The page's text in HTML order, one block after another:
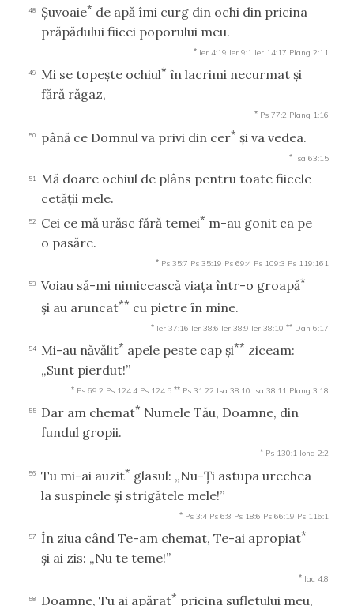
48 Şuvoaie* de apă îmi curg din ochi din pricina
prăpădului fiicei poporului meu.
* Ier 4:19 Ier 9:1 Ier 14:17 Plang 2:11
49 Mi se topeşte ochiul* în lacrimi necurmat şi
fără răgaz,
* Ps 77:2 Plang 1:16
50 până ce Domnul va privi din cer* şi va vedea.
* Isa 63:15
51
Mă doare ochiul de plâns pentru toate fiicele
cetăţii mele.
52 Cei ce mă urăsc fără temei* m-au gonit ca pe
o pasăre.
* Ps 35:7 Ps 35:19 Ps 69:4 Ps 109:3 Ps 119:161
53 Voiau să-mi nimicească viaţa într-o groapă*
şi au aruncat** cu pietre în mine.
* Ier 37:16 Ier 38:6 Ier 38:9 Ier 38:10 ** Dan 6:17
54 Mi-au năvălit* apele peste cap şi** ziceam:
„Sunt pierdut!”
* Ps 69:2 Ps 124:4 Ps 124:5 ** Ps 31:22 Isa 38:10 Isa 38:11 Plang 3:18
55 Dar am chemat* Numele Tău, Doamne, din
fundul gropii.
* Ps 130:1 Iona 2:2
56 Tu mi-ai auzit* glasul: „Nu-Ţi astupa urechea
la suspinele şi strigătele mele!”
* Ps 3:4 Ps 6:8 Ps 18:6 Ps 66:19 Ps 116:1
57 În ziua când Te-am chemat, Te-ai apropiat*
şi ai zis: „Nu te teme!”
* Iac 4:8
58 Doamne, Tu ai apărat* pricina sufletului meu,